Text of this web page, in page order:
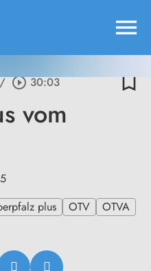
menu
/ play_circle_outline30:03 bookmark_border
vom
plus OTV
OTVA